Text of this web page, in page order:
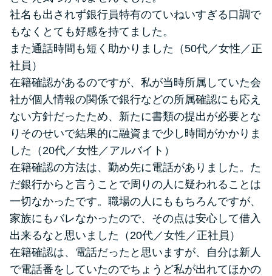
社名も出されず銀行員特有のていねいすぎる口調で
もなくとても好感を持てました。
また通話時間も短く助かりました（50代／女性／正
社員）
在籍確認があるのですが、私が当時所属していた会
社が個人情報の関係で銀行などの所属確認にも応え
ない方針だったため、新たに書類の提出が必要とな
りそのせいで結果的に融資まで少し時間がかかりま
した（20代／女性／アルバイト）
在籍確認の方法は、勤め先に電話がありました。た
だ銀行からと言うことで周りの人に疑われることは
一切なかったです。職場の人にももちろんですが、
家族にもバレなかったので、その点は安心して借入
出来るなと思いました（20代／女性／正社員）
在籍確認は、電話だったと思いますが、自分は新人
で電話番をしていたのでちょうど私が出れてほかの